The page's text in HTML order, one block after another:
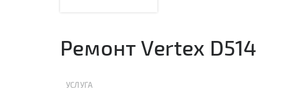
Ремонт Vertex D514
УСЛУГА